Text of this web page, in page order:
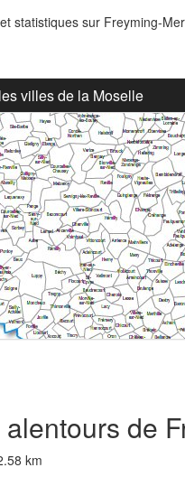
statistiques sur Freyming-
villes de la Moselle
de
km